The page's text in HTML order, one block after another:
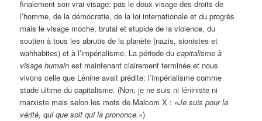
finalement son vrai visage: pas le doux visage des droits de
l’homme, de la démocratie, de la loi internationale et du progrès
mais le visage moche, brutal et stupide de la violence, du
soutien à tous les abrutis de la planète (nazis, sionistes et
wahhabites) et à l’impérialisme. La période ducapitalisme à
visage humain est maintenant clairement terminée et nous
vivons celle que Lénine avait prédite: l’impérialisme comme
stade ultime du capitalisme. (Non, je ne suis ni léniniste ni
marxiste mais selon les mots de Malcom X : «Je suis pour la
vérité, qui que soit qui la prononce.»)